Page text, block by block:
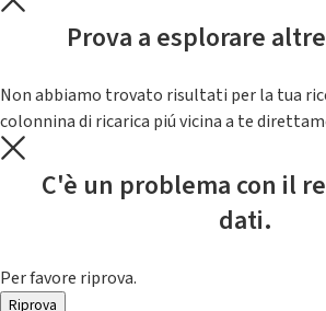
Prova a esplorare
Non abbiamo trovato risultati per la tua
colonnina di ricarica piú vicina a te
C'è un problema con il
dati.
Per favore riprova.
Riprova